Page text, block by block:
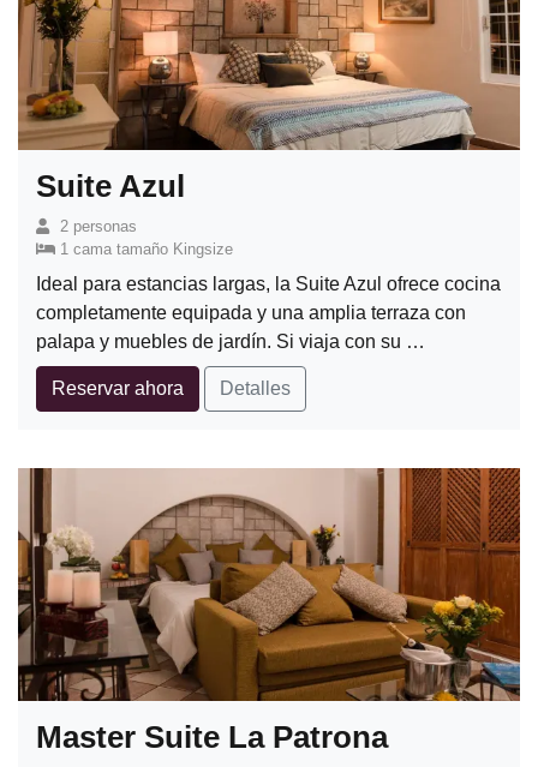
Suite Azul
2 personas
1 cama tamaño Kingsize
Ideal para estancias largas, la Suite Azul ofrece cocina
completamente equipada y una amplia terraza con
palapa y muebles de jardín. Si viaja con su …
Reservar ahora Detalles
Master Suite La Patrona